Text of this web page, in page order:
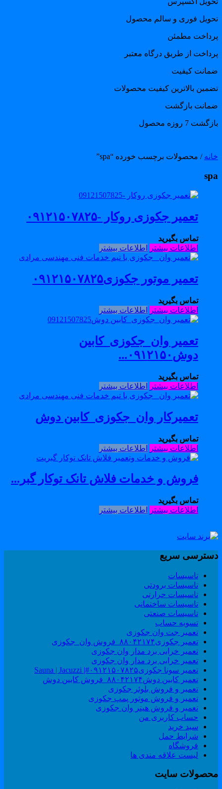
فوری و سالم محصول
مطمئن
از طریق درگاه معتبر
کیفیت
بالاترین کیفیت محصولات
بازگشت
7 روزه محصول
/ محصولات برچسب خورده “spa”
تعمیر جکوزی روکار -۰۹۱۲۱۵۰۷۸۲۵
تماس بگیرید
اطلاعات بیشتر اطلاعات بیشتر
تعمیر موتور جکوزی۰۹۱۲۱۵۰۷۸۲۵
تماس بگیرید
اطلاعات بیشتر اطلاعات بیشتر
تعمیر وان_جکوزی_کابین
دوش۰۹۱۲۱۵۰...
تماس بگیرید
اطلاعات بیشتر اطلاعات بیشتر
تعمیرکار وان_جکوزی_کابین دوش
تماس بگیرید
اطلاعات بیشتر اطلاعات بیشتر
فروش و خدمات فلاش تانک توکار گبر...
تماس بگیرید
اطلاعات بیشتر اطلاعات بیشتر
سریع
تاسیسات
تاسیسات برودتی
تاسیسات حرارتی
تاسیسات ساختمانی
تاسیسات صنعتی
تسویه حساب
تعمیر جت وان جکوزی
تعمیر جکوزی۸۸۰۴۲۱۷۴_فروش وان_جکوزی
تعمیر خرابی برد مدار وان جکوزی
تعمیر خرابی برد مدار وان جکوزی
تعمیر سونا جکوزی۰۹۱۲۱۵۰۷۸۲۵#| Sauna | Jacuzzi
تعمیر کابین دوش۸۸۰۴۲۱۷۴_فروش کابین دوش
تعمیر و فروش بلوئر جکوزی
تعمیر و فروش موتور پمپ جکوزی
تعمیر و فروش هیتر وان جکوزی
حساب کاربری من
سبد خرید
شرایط حمل
فروشگاه
لیست علاقه مندی ها
سایت